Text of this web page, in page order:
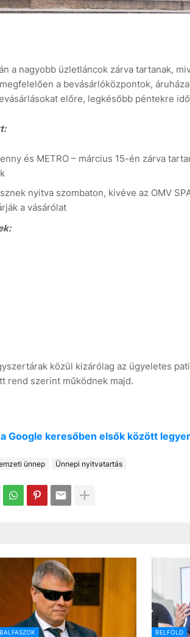
a nagyobb üzletláncok zárva tartanak,
a bevásárlóközpontok,
előre, legkésőbb péntekre
és METRO – március 15-én zárva
nyitva szombaton, kivéve az OMV
a vásárólat
közül kizárólag az ügyeletes
rend szerint működnek majd.
Google keresőben elsők között
ünnep Ünnepi nyitvatartás
BALFASZOK BELFÖLD